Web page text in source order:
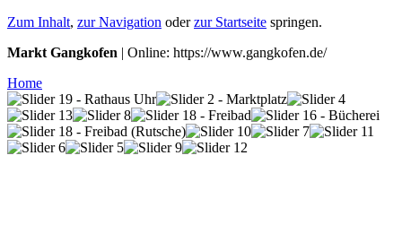
Zum Inhalt, zur Navigation oderzur Startseite springen.
Markt Gangkofen | Online: https://www.gangkofen.de/
Home